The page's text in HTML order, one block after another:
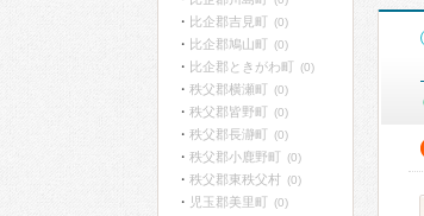
比企郡吉見町 (0)
比企郡鳩山町 (0)
比企郡ときがわ町 (0)
秩父郡横瀬町 (0)
秩父郡皆野町 (0)
秩父郡長瀞町 (0)
秩父郡小鹿野町 (0)
秩父郡東秩父村 (0)
児玉郡美里町 (0)